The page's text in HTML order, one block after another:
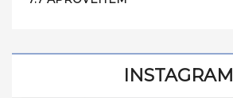
INSTAGRAM